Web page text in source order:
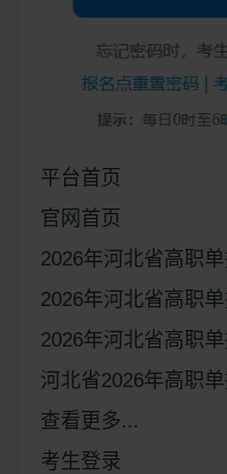
平台首页
官网首页
2026年河北省高职
2026年河北省高职
2026年河北省高职
河北省2026年高职
查看更多...
考生登录